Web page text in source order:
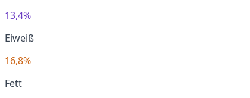
13,4%
Eiweiß
16,8%
Fett